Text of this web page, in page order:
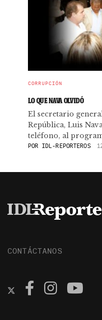
CORRUPCIÓN
LO QUE NAVA OLVIDÓ
El secretario
República, Luis
teléfono, al
POR IDL-REPORTEROS
CONTÁCTANOS